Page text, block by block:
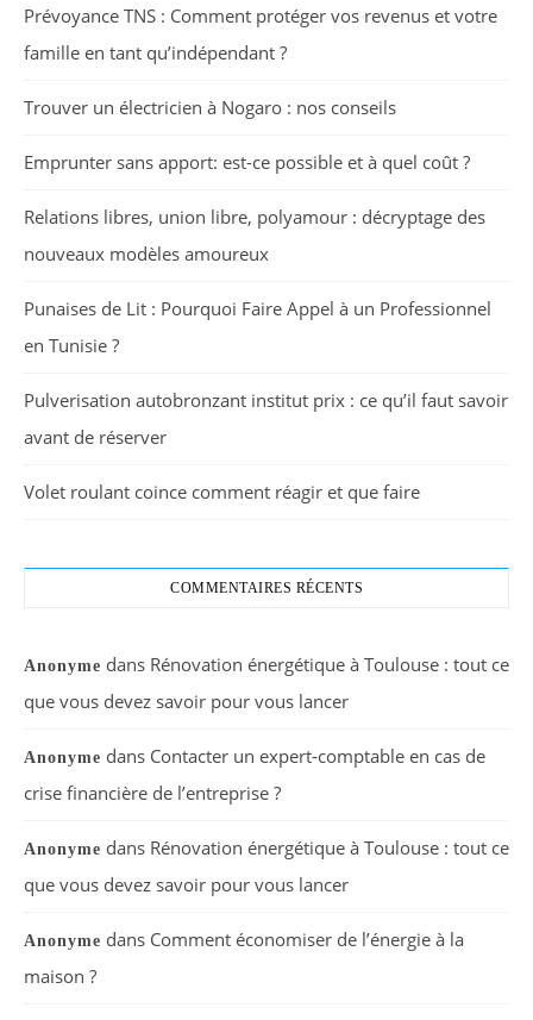
Prévoyance TNS : Comment protéger vos revenus et votre
famille en tant qu’indépendant ?
Trouver un électricien à Nogaro : nos conseils
Emprunter sans apport: est-ce possible et à quel coût ?
Relations libres, union libre, polyamour : décryptage des
nouveaux modèles amoureux
Punaises de Lit : Pourquoi Faire Appel à un Professionnel
en Tunisie ?
Pulverisation autobronzant institut prix : ce qu’il faut savoir
avant de réserver
Volet roulant coince comment réagir et que faire
COMMENTAIRES RÉCENTS
Anonyme dans Rénovation énergétique à Toulouse : tout ce
que vous devez savoir pour vous lancer
Anonyme dans Contacter un expert-comptable en cas de
crise financière de l’entreprise ?
Anonyme dans Rénovation énergétique à Toulouse : tout ce
que vous devez savoir pour vous lancer
Anonyme dans Comment économiser de l’énergie à la
maison ?